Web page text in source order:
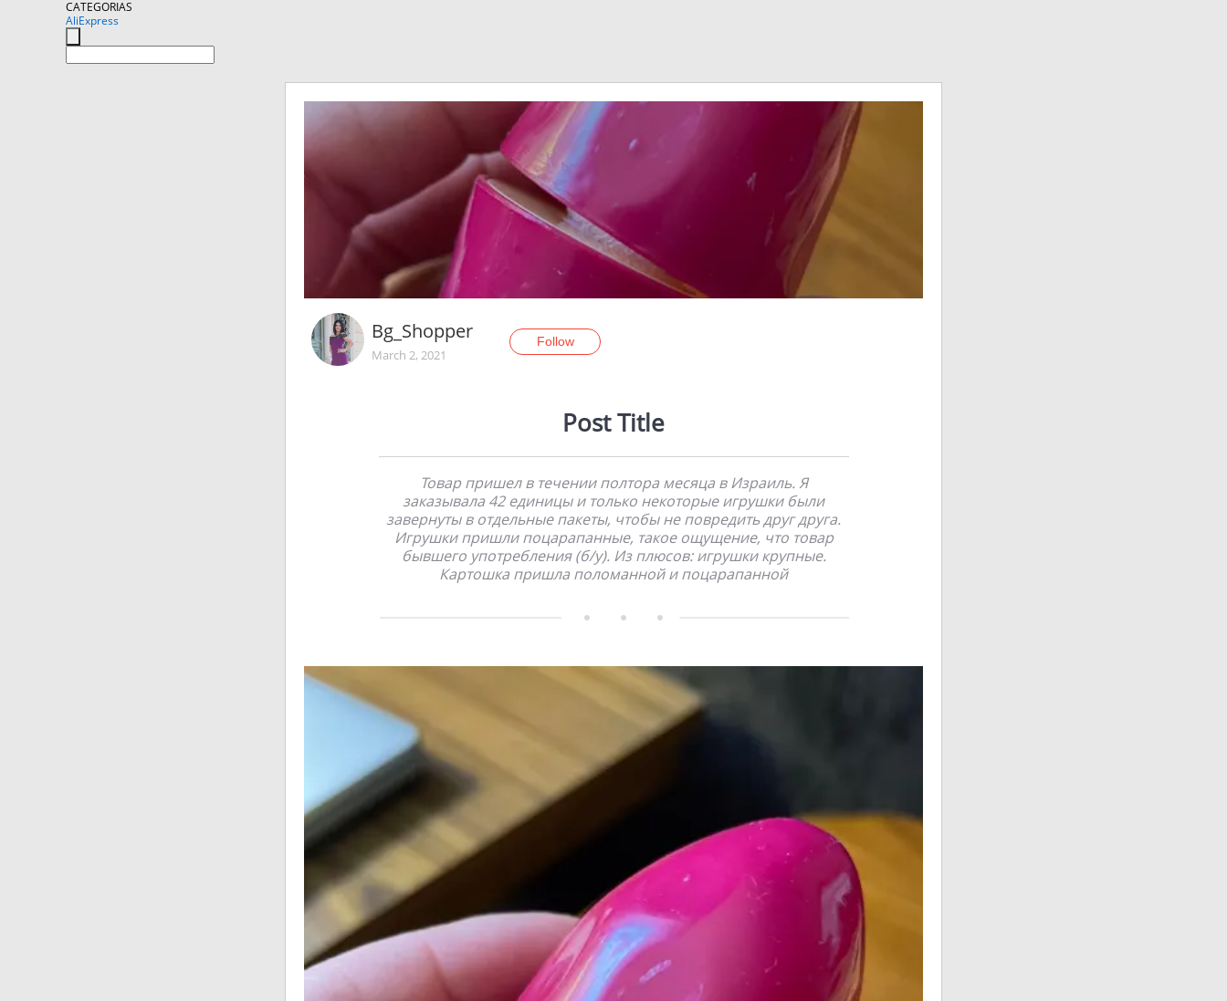
CATEGORIAS
AliExpress
Bg_Shopper
March 2, 2021
Follow
Post Title
Товар пришел в течении полтора месяца в Израиль. Я
заказывала 42 единицы и только некоторые игрушки были
завернуты в отдельные пакеты, чтобы не повредить друг друга.
Игрушки пришли поцарапанные, такое ощущение, что товар
бывшего употребления (б/у). Из плюсов: игрушки крупные.
Картошка пришла поломанной и поцарапанной